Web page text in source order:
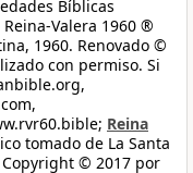
Bíblicas
Reina-Valera 1960 ®
1960. Renovado ©
con permiso. Si
Reina
tomado de La Santa
Copyright © 2017 por